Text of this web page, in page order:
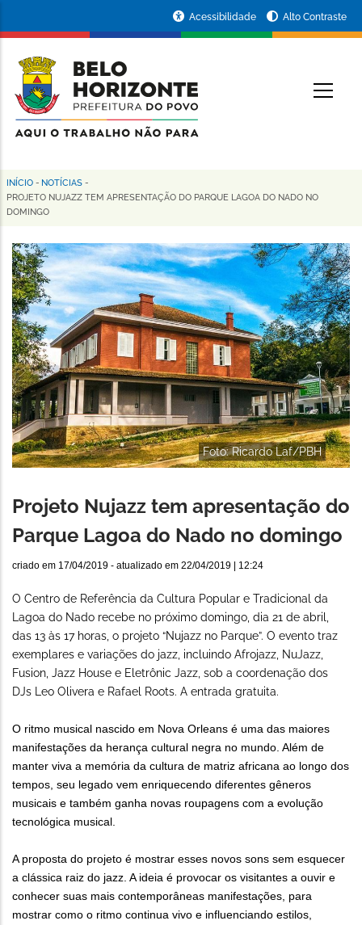
conteúdo
principal
da
Prefeitura
de
Horizonte
Acessibilidade Alto Contraste
Trilha
de
navegação
INÍCIO - NOTÍCIAS -
PROJETO NUJAZZ TEM APRESENTAÇÃO DO PARQUE LAGOA DO NADO NO
DOMINGO
Foto: Ricardo Laf/PBH
Projeto Nujazz tem apresentação do
Parque Lagoa do Nado no domingo
criado em 17/04/2019 - atualizado em 22/04/2019 | 12:24
O Centro de Referência da Cultura Popular e Tradicional da
Lagoa do Nado recebe no próximo domingo, dia 21 de abril,
das 13 às 17 horas, o projeto “Nujazz no Parque”. O evento traz
exemplares e variações do jazz, incluindo Afrojazz, NuJazz,
Fusion, Jazz House e Eletrônic Jazz, sob a coordenação dos
DJs Leo Olivera e Rafael Roots. A entrada gratuita.
O ritmo musical nascido em Nova Orleans é uma das maiores
manifestações da herança cultural negra no mundo. Além de
manter viva a memória da cultura de matriz africana ao longo dos
tempos, seu legado vem enriquecendo diferentes gêneros
musicais e também ganha novas roupagens com a evolução
tecnológica musical.
A proposta do projeto é mostrar esses novos sons sem esquecer
a clássica raiz do jazz. A ideia é provocar os visitantes a ouvir e
conhecer suas mais contemporâneas manifestações, para
mostrar como o ritmo continua vivo e influenciando estilos,